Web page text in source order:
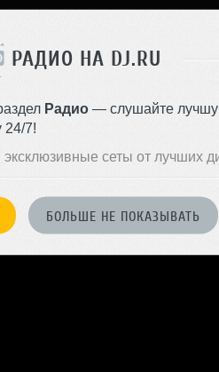
РАДИО НА DJ.RU
Радио— слушайте
24/7!
сеты от лучших
БОЛЬШЕ НЕ ПОКАЗЫВАТЬ
защищены.
Помощь
Реклама на сайте